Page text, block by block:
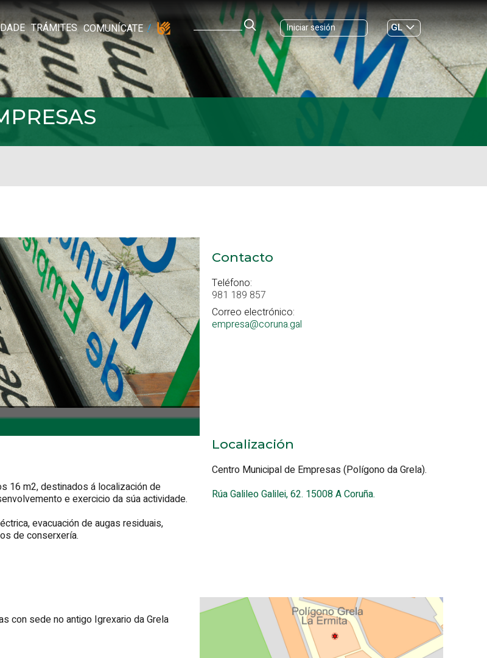
TRÁMITES COMUNÍCATE Iniciar sesión
GL
ES|
16 m2, destinados á localización de
e exercicio da súa actividade.
evacuación de augas residuais,
de conserxería.
con sede no antigo Igrexario da Grela
Contacto
Teléfono:
981 189 857
Correo electrónico:
empresa@coruna.gal
Localización
Centro Municipal de Empresas (Polígono da Grela).
Rúa Galileo Galilei, 62. 15008 A Coruña.